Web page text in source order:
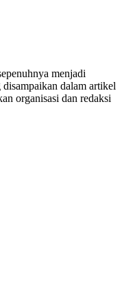
menjadi
dalam artikel
organisasi dan redaksi